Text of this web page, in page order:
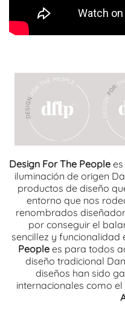
Design For The People
iluminación de origen
productos de diseño
entorno que nos
renombrados
por conseguir el
sencillez y funcionalidad
Peoplees para todos
diseño tradicional
diseños han sido
internacionales como el